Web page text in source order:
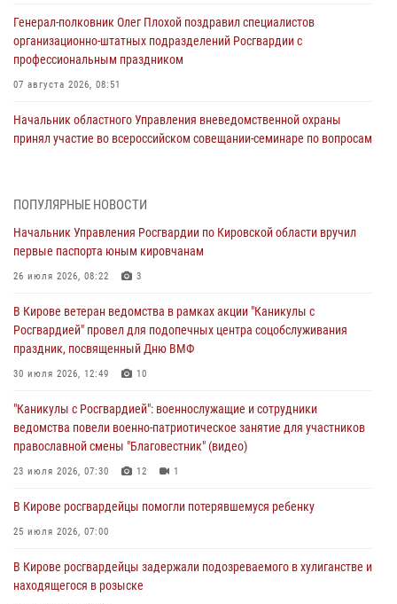
Генерал-полковник Олег Плохой поздравил специалистов
организационно-штатных подразделений Росгвардии с
профессиональным праздником
07 августа 2026, 08:51
Начальник областного Управления вневедомственной охраны
принял участие во всероссийском совещании-семинаре по вопросам
инструмента
07 августа 2026, 08:39
хулиганстве
06 августа 2026, 07:00
Губернатор Кировской области Александр Соколов вручил
05 августа 2026, 11:00
В Кирове росгвардейцы задержали подозреваемую в сбыте
поддельной купюры
ПОПУЛЯРНЫЕ НОВОСТИ
Начальник Управления Росгвардии по Кировской области вручил
первые паспорта юным кировчанам
26 июля 2026, 08:22 3
В Кирове ветеран ведомства в рамках акции "Каникулы с
Росгвардией" провел для подопечных центра соцобслуживания
праздник, посвященный Дню ВМФ
30 июля 2026, 12:49 10
"Каникулы с Росгвардией": военнослужащие и сотрудники
ведомства повели военно-патриотическое занятие для участников
православной смены "Благовестник" (видео)
23 июля 2026, 07:30 12 1
В Кирове росгвардейцы помогли потерявшемуся ребенку
25 июля 2026, 07:00
В Кирове росгвардейцы задержали подозреваемого в хулиганстве и
находящегося в розыске